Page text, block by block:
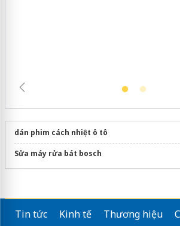
dán phim cách nhiệt ô tô
Sửa máy rửa bát bosch
Tin tức Kinh tế Thương hiệu